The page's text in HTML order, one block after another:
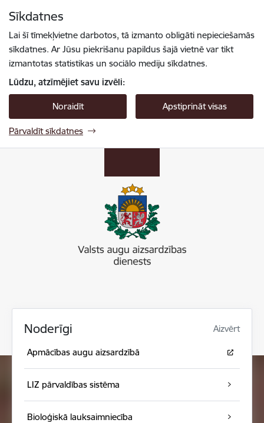
Sīkdatnes
Lai šī tīmekļvietne darbotos, tā izmanto obligāti nepieciešamās
sīkdatnes. Ar Jūsu piekrišanu papildus šajā vietnē var tikt
izmantotas statistikas un sociālo mediju sīkdatnes.
Lūdzu, atzīmējiet savu izvēli:
Noraidīt Apstiprināt visas
Pārvaldīt sīkdatnes
Noderīgi Aizvērt
Apmācības augu aizsardzībā
LIZ pārvaldības sistēma
Bioloģiskā lauksaimniecība